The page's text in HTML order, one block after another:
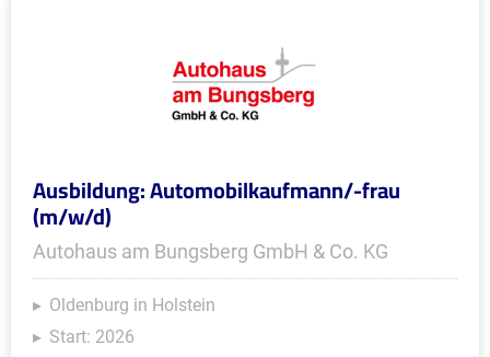
Ausbildung: Automobilkaufmann/-frau
(m/w/d)
Autohaus am Bungsberg GmbH & Co. KG
Oldenburg in Holstein
Start: 2026